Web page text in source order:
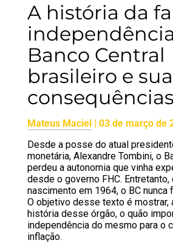
A história da
Banco Central
brasileiro e
consequências
Mateus Maciel| 03 de março de
Desde a posse do atual
monetária, Alexandre Tombini, o
perdeu a autonomia que vinha
desde o governo FHC.
nascimento em 1964, o BC nunca
O objetivo desse texto é mostrar,
história desse órgão, o quão
independência do mesmo para o
inflação.